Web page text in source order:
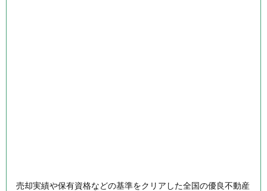
売却実績や保有資格などの基準をクリアした全国の優良不動産